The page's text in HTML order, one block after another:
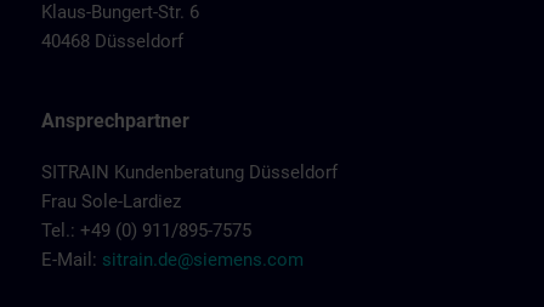
Klaus-Bungert-Str. 6
40468 Düsseldorf
Ansprechpartner
SITRAIN Kundenberatung Düsseldorf
Frau Sole-Lardiez
Tel.: +49 (0) 911/895-7575
E-Mail: sitrain.de@siemens.com